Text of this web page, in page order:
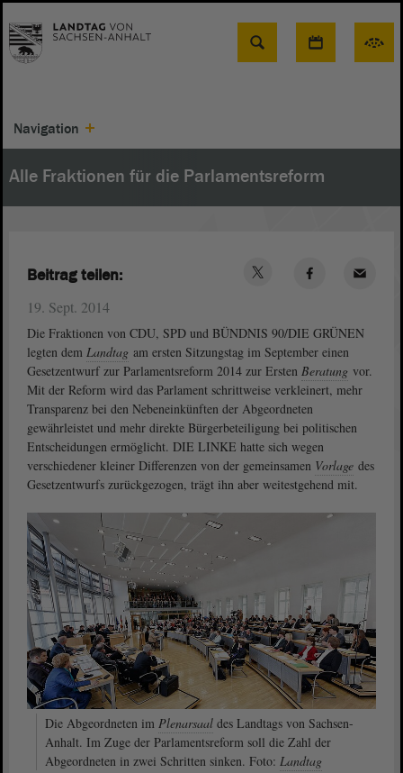
Suche
Navigation
Alle Fraktionen für die Parlamentsreform
19. Sept. 2014
Die Fraktionen von CDU, SPD und BÜNDNIS 90/DIE GRÜNEN
legten dem Landtag am ersten Sitzungstag im September einen
Gesetzentwurf zur Parlamentsreform 2014 zur Ersten Beratung vor.
Mit der Reform wird das Parlament schrittweise verkleinert, mehr
Transparenz bei den Nebeneinkünften der Abgeordneten
gewährleistet und mehr direkte Bürgerbeteiligung bei politischen
Entscheidungen ermöglicht. DIE LINKE hatte sich wegen
verschiedener kleiner Differenzen von der gemeinsamen Vorlage des
Gesetzentwurfs zurückgezogen, trägt ihn aber weitestgehend mit.
Die Abgeordneten im Plenarsaal des Landtags von Sachsen-
Anhalt. Im Zuge der Parlamentsreform soll die Zahl der
Abgeordneten in zwei Schritten sinken. Foto: Landtag
Beitrag teilen: